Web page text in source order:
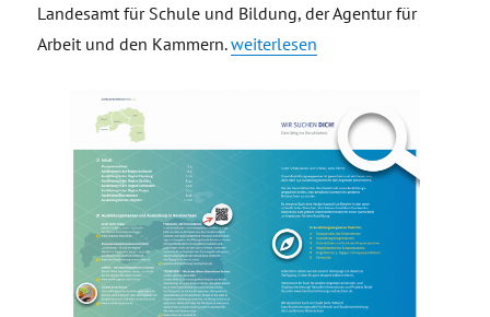
Landesamt für Schule und Bildung, der Agentur für
Arbeit und den Kammern.„Ausbildung – Königsweg zur
weiterlesen